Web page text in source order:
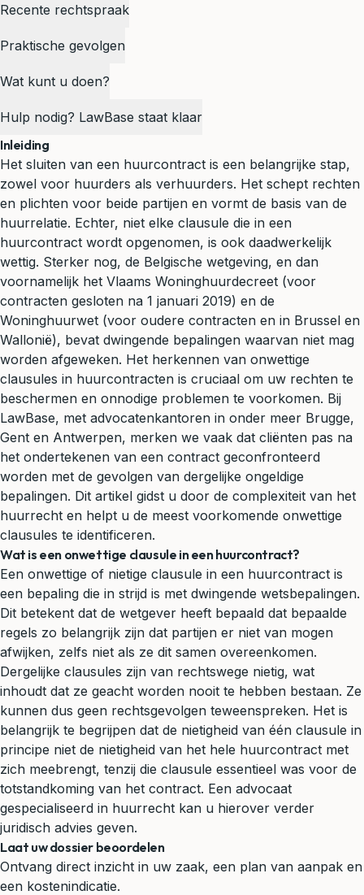
Recente rechtspraak
Praktische gevolgen
Wat kunt u doen?
Hulp nodig? LawBase staat klaar
Inleiding
Het sluiten van een huurcontract is een belangrijke stap,
zowel voor huurders als verhuurders. Het schept rechten
en plichten voor beide partijen en vormt de basis van de
huurrelatie. Echter, niet elke clausule die in een
huurcontract wordt opgenomen, is ook daadwerkelijk
wettig. Sterker nog, de Belgische wetgeving, en dan
voornamelijk het Vlaams Woninghuurdecreet (voor
contracten gesloten na 1 januari 2019) en de
Woninghuurwet (voor oudere contracten en in Brussel en
Wallonië), bevat dwingende bepalingen waarvan niet mag
worden afgeweken. Het herkennen van onwettige
clausules in huurcontracten is cruciaal om uw rechten te
beschermen en onnodige problemen te voorkomen. Bij
LawBase, met advocatenkantoren in onder meer Brugge,
Gent en Antwerpen, merken we vaak dat cliënten pas na
het ondertekenen van een contract geconfronteerd
worden met de gevolgen van dergelijke ongeldige
bepalingen. Dit artikel gidst u door de complexiteit van het
huurrecht en helpt u de meest voorkomende onwettige
clausules te identificeren.
Wat is een onwettige clausule in een huurcontract?
Een onwettige of nietige clausule in een huurcontract is
een bepaling die in strijd is met dwingende wetsbepalingen.
Dit betekent dat de wetgever heeft bepaald dat bepaalde
regels zo belangrijk zijn dat partijen er niet van mogen
afwijken, zelfs niet als ze dit samen overeenkomen.
Dergelijke clausules zijn van rechtswege nietig, wat
inhoudt dat ze geacht worden nooit te hebben bestaan. Ze
kunnen dus geen rechtsgevolgen teweenspreken. Het is
belangrijk te begrijpen dat de nietigheid van één clausule in
principe niet de nietigheid van het hele huurcontract met
zich meebrengt, tenzij die clausule essentieel was voor de
totstandkoming van het contract. Een advocaat
gespecialiseerd in huurrecht kan u hierover verder
juridisch advies geven.
Laat uw dossier beoordelen
Ontvang direct inzicht in uw zaak, een plan van aanpak en
een kostenindicatie.